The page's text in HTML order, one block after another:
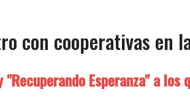
con cooperativas en
Esperanza" a los